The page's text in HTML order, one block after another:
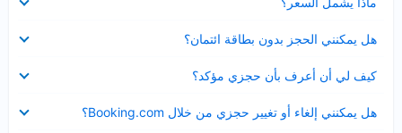
مصغر
هل يمكنني الحجز بدون بطاقة ائتمان؟
مصغر
كيف لي أن أعرف بأن حجزي مؤكد؟
مصغر
هل يمكنني إلغاء أو تغيير حجزي من خلال Booking.com؟
مصغر